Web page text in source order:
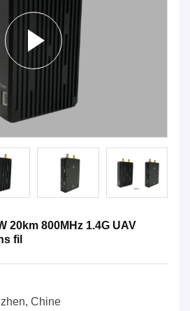
20km 800MHz 1.4G UAV
fil
Chine